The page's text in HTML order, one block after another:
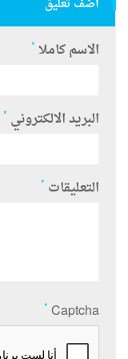
أضف تعليق
الاسم كاملا *
البريد الالكتروني *
التعليقات *
Captcha
*